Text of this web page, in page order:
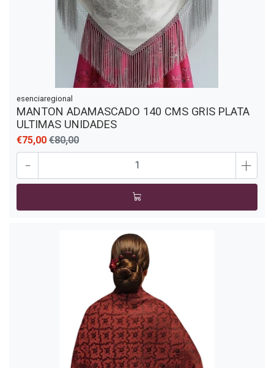
esenciaregional
MANTON ADAMASCADO 140 CMS GRIS PLATA
ULTIMAS UNIDADES
€75,00 €80,00
- +